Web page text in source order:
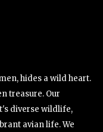
hides a wild heart.
treasure. Our
diverse wildlife,
avian life. We